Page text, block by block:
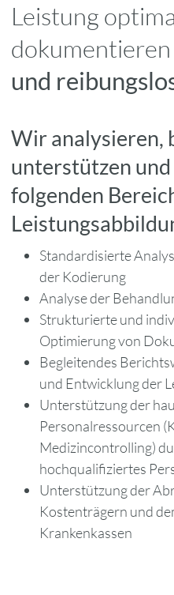
Leistung
dokumentieren
und
Wir analysieren,
unterstützen
folgenden
Standardisierte
der Kodierung
Analyse der
Strukturierte und
Optimierung von
Begleitendes
und Entwicklung der
Unterstützung der
Personalressourcen
Medizincontrolling)
hochqualifiziertes
Unterstützung der
Kostenträgern und
Krankenkassen